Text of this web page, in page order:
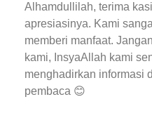
Alhamdullilah, terima
apresiasinya. Kami
memberi manfaat.
kami, InsyaAllah kami
menghadirkan informasi
pembaca 😊